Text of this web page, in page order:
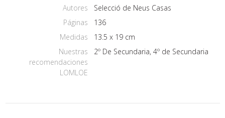
Autores
Selecció de Neus Casas
Páginas
136
Medidas
13.5 x 19 cm
Nuestras
recomendaciones
LOMLOE
2º De Secundaria, 4º de Secundaria